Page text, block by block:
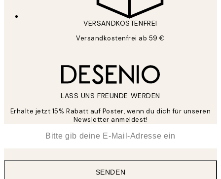
VERSANDKOSTENFREI
Versandkostenfrei ab 59 €
LASS UNS FREUNDE WERDEN
Erhalte jetzt 15% Rabatt auf Poster, wenn du dich für unseren
Newsletter anmeldest!
SENDEN